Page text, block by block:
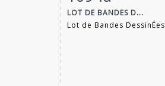
LOT DE BANDES D...
Lot de Bandes DessinÉes